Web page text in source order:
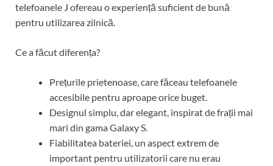
telefoanele J ofereau o experiență suficient de bună
pentru utilizarea zilnică.
Ce a făcut diferența?
Prețurile prietenoase, care făceau telefoanele
accesibile pentru aproape orice buget.
Designul simplu, dar elegant, inspirat de frații mai
mari din gama Galaxy S.
Fiabilitatea bateriei, un aspect extrem de
important pentru utilizatorii care nu erau